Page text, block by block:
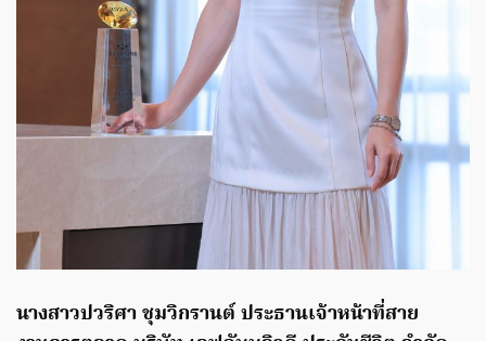
นางสาวปวริศา ชุมวิกรานต์ ประธานเจ้าหน้าที่สาย